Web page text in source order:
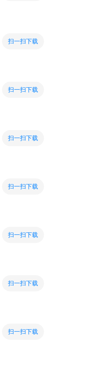
扫一扫下载
扫一扫下载
扫一扫下载
扫一扫下载
扫一扫下载
扫一扫下载
扫一扫下载